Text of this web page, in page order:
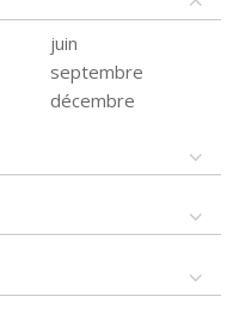
juin
septembre
décembre